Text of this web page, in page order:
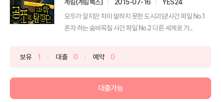
계림(계림북스)
2015-07-16
YES24
모두가 알지만 차마 말하지 못한 도시괴담!사건 파일 No.1
혼자 하는 숨바꼭질 사건 파일 No.2 다른 세계로 가...
보유 1 대출 0 예약 0
대출가능